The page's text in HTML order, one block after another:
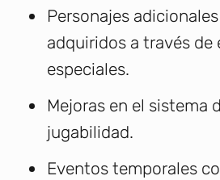
Personajes
adquiridos a través de
especiales.
Mejoras en el sistema
jugabilidad.
Eventos temporales